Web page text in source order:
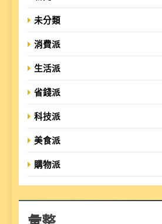
未分類
消費派
生活派
省錢派
科技派
美食派
購物派
彙整